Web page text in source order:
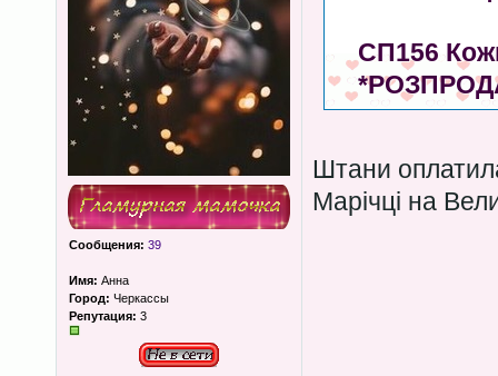
Сообщения: 39
Имя: Анна
Город: Черкассы
Репутация: 3
СП156
Штани
Марічці на